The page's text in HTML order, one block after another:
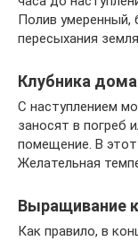
Полив умеренный,
пересыхания
Клубника
С наступлением
заносят в погреб
помещение. В
Желательная
Выращивание
Как правило, в